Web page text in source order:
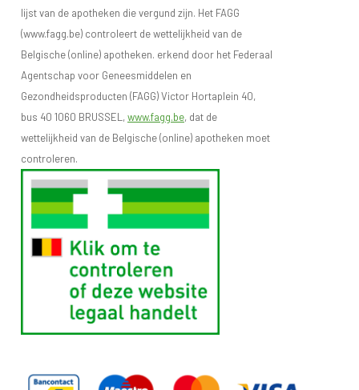
lijst van de apotheken die vergund zijn. Het FAGG
(www.fagg.be) controleert de wettelijkheid van de
Belgische (online) apotheken. erkend door het Federaal
Agentschap voor Geneesmiddelen en
Gezondheidsproducten (FAGG) Victor Hortaplein 40,
bus 40 1060 BRUSSEL,www.fagg.be, dat de
wettelijkheid van de Belgische (online) apotheken moet
controleren.